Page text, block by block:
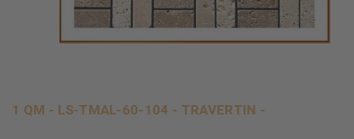
1 QM - LS-TMAL-60-104 - TRAVERTIN -